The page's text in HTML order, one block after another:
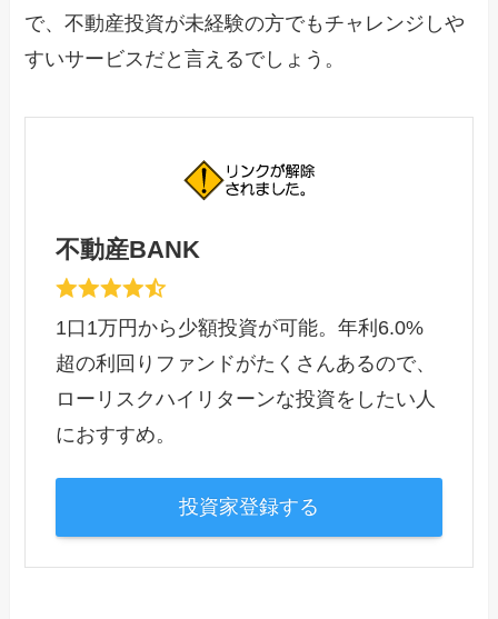
で、不動産投資が未経験の方でもチャレンジしや
すいサービスだと言えるでしょう。
不動産BANK
1口1万円から少額投資が可能。年利6.0%
超の利回りファンドがたくさんあるので、
ローリスクハイリターンな投資をしたい人
におすすめ。
投資家登録する